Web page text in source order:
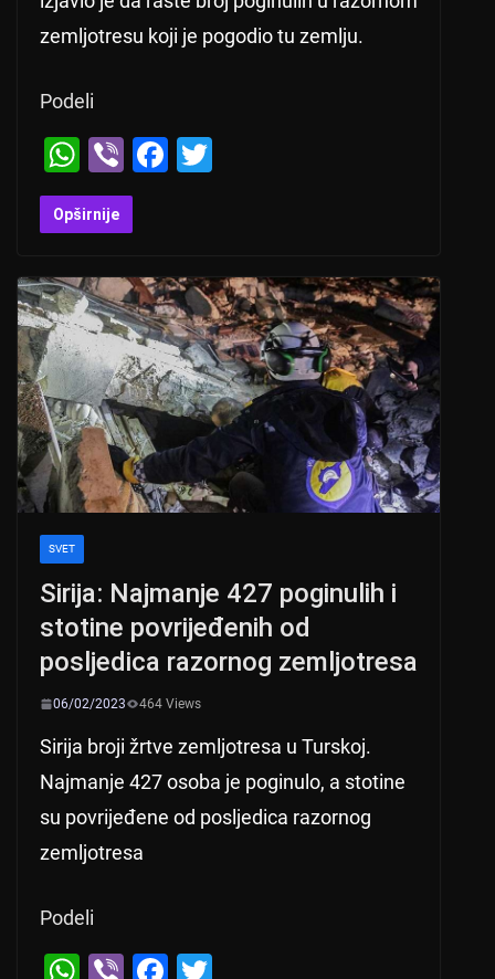
zemljotresu koji je pogodio tu zemlju.
Podeli
W
h
at
A
p
p
Vi
b
er
F
b
o
o
k
Opširnije
SVET
Sirija: Najmanje 427 poginulih i
stotine povrijeđenih od
posljedica razornog zemljotresa
06/02/2023 464 Views
Sirija broji žrtve zemljotresa u Turskoj.
Najmanje 427 osoba je poginulo, a stotine
su povrijeđene od posljedica razornog
zemljotresa
Podeli